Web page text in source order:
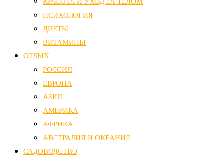
ПСИХОЛОГИЯ
ДИЕТЫ
ВИТАМИНЫ
ОТДЫХ
РОССИЯ
ЕВРОПА
АЗИЯ
АМЕРИКА
АФРИКА
АВСТРАЛИЯ И ОКЕАНИЯ
САДОВОДСТВО